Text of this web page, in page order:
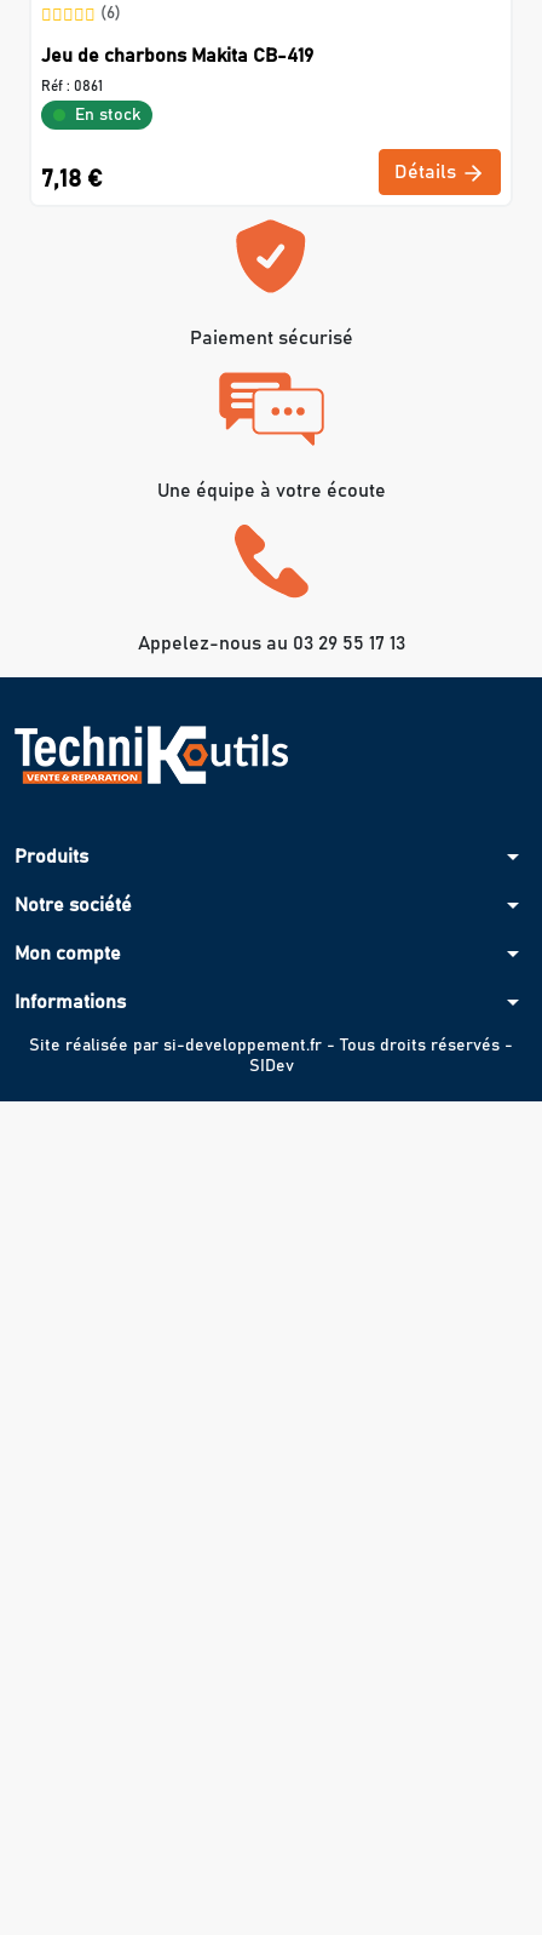
(6)
Jeu de charbons Makita CB-419
Réf : 0861
En stock
7,18 € Détails
Paiement sécurisé
Une équipe à votre écoute
Appelez-nous au 03 29 55 17 13
Produits arrow_drop_down
Notre société arrow_drop_down
Mon compte arrow_drop_down
Informations arrow_drop_down
Site réalisée par si-developpement.fr - Tous droits réservés -
SIDev